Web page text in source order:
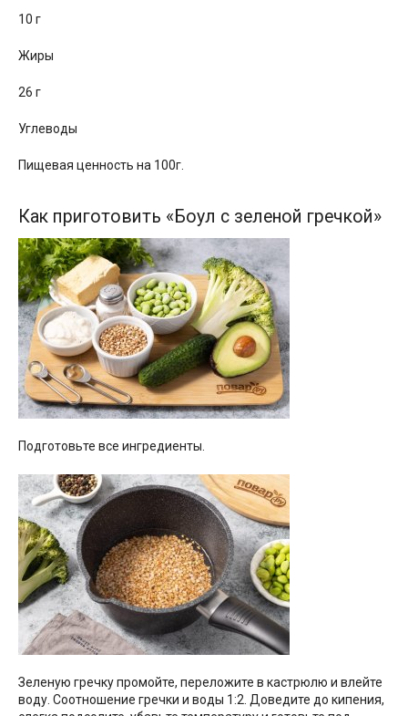
10 г
Жиры
26 г
Углеводы
Пищевая ценность на 100г.
Как приготовить «Боул с зеленой гречкой»
Подготовьте все ингредиенты.
Зеленую гречку промойте, переложите в кастрюлю и влейте
воду. Соотношение гречки и воды 1:2. Доведите до кипения,